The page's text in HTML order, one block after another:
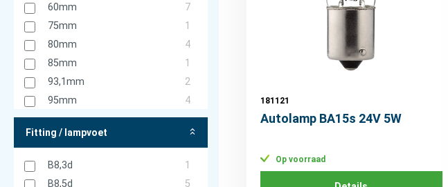
60mm
7
75mm
1
80mm
4
85mm
1
93,1mm
2
95mm
4
110mm
1
115mm
3
Fitting / lampvoet
B8,3d
1
B8,5d
5
181121
Autolamp BA15s 24V 5W
Op voorraad